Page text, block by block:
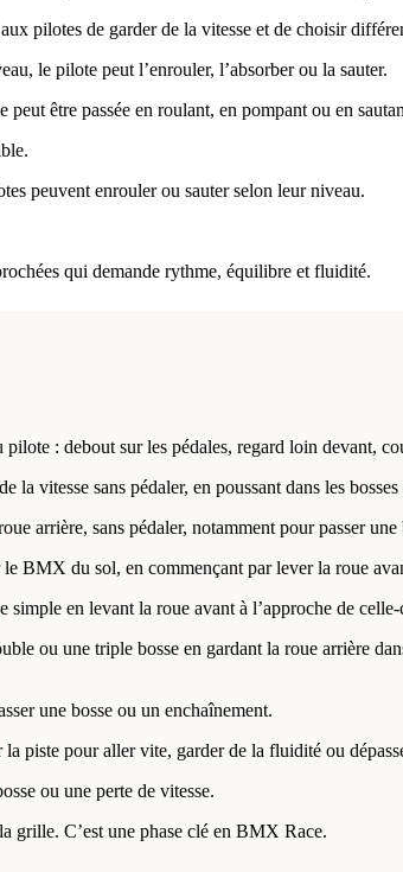
pilotes de garder de la vitesse et de choisir
le pilote peut l’enrouler, l’absorber ou la sauter.
être passée en roulant, en pompant ou en
peuvent enrouler ou sauter selon leur niveau.
qui demande rythme, équilibre et fluidité.
pilote : debout sur les pédales, regard loin devant,
la vitesse sans pédaler, en poussant dans les
arrière, sans pédaler, notamment pour passer
BMX du sol, en commençant par lever la roue
simple en levant la roue avant à l’approche de celle-
ou une triple bosse en gardant la roue arrière
une bosse ou un enchaînement.
piste pour aller vite, garder de la fluidité ou
ou une perte de vitesse.
grille. C’est une phase clé en BMX Race.